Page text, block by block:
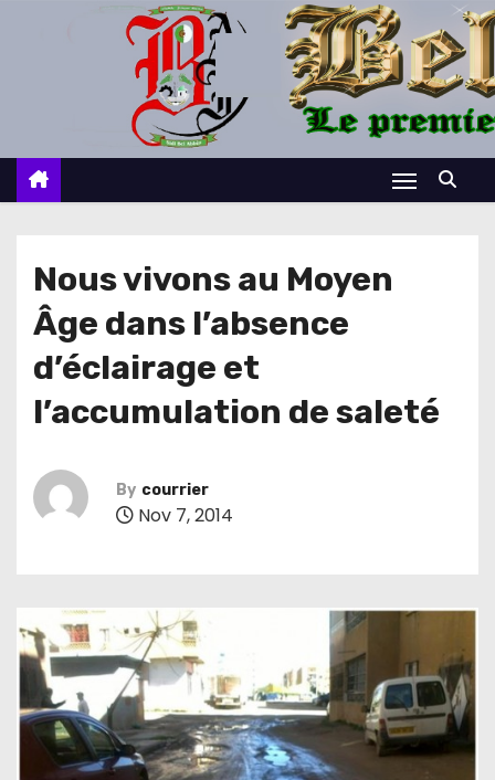
c
Nous vivons au Moyen
Âge dans l’absence
d’éclairage et
l’accumulation de saleté
By courrier
Nov 7, 2014